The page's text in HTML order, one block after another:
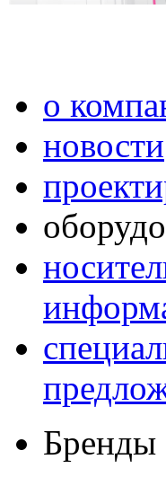
о
новости
Бренды